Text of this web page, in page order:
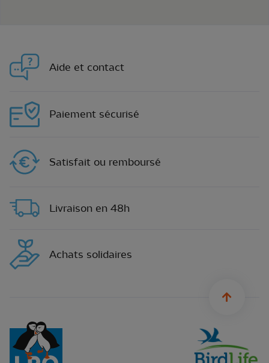
Aide et contact
Paiement sécurisé
Satisfait ou remboursé
Livraison en 48h
Achats solidaires